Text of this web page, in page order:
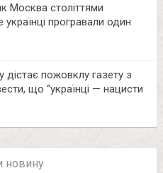
Москва століттями
програвали один
пожовклу газету з
що “українці — нацисти
новину